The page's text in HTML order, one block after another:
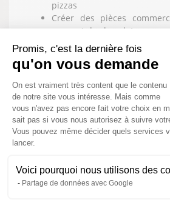
Promis, c'est la dernière fois
qu'on vous demande
Plateforme de
On est vraiment très content que le contenu
de notre site vous intéresse. Mais comme
vous n'avez pas encore fait votre choix en
sait pas si vous nous autorisez à suivre
Vous pouvez même décider quels services
lancer.
Voici pourquoi nous utilisons des
Partage de données avec Google
pizzas
Créer des pièces
sucre et de chocolat
Elaborer également des
à l’évènementiel
Assurer la gestion et la
laboratoire, d’une équipe
travail
Assurer la gestion
fabrication
LES MATIERES
ENSEIGNEES :